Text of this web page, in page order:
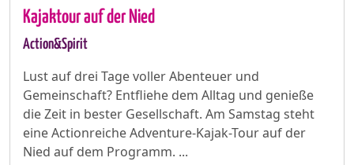
Kajaktour auf der Nied
Action&Spirit
Lust auf drei Tage voller Abenteuer und
Gemeinschaft? Entfliehe dem Alltag und genieße
die Zeit in bester Gesellschaft. Am Samstag steht
eine Actionreiche Adventure-Kajak-Tour auf der
Nied auf dem Programm. ...